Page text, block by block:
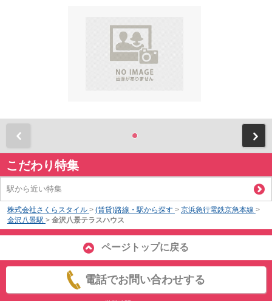
こだわり特集
駅から近い特集
株式会社さくらスタイル > (賃貸)路線・駅から探す > 京浜急行電鉄京急本線 >
金沢八景駅 > 金沢八景テラスハウス
ページトップに戻る
電話でお問い合わせする